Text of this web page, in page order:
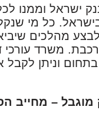
ישראל וממנו לכל
כל מי שנקלע
מהלכים שיביאו
משרד עורכי
וניתן לקבל
– מחייב